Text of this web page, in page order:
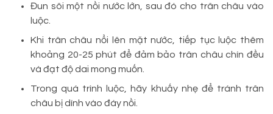
Đun sôi một nồi nước lớn, sau đó cho trân châu vào
luộc.
Khi trân châu nổi lên mặt nước, tiếp tục luộc thêm
khoảng 20-25 phút để đảm bảo trân châu chín đều
và đạt độ dai mong muốn.
Trong quá trình luộc, hãy khuấy nhẹ để tránh trân
châu bị dính vào đáy nồi.